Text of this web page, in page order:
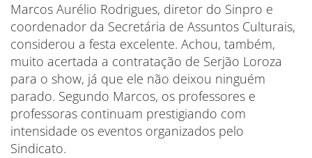
Marcos Aurélio Rodrigues, diretor do Sinpro e
coordenador da Secretária de Assuntos Culturais,
considerou a festa excelente. Achou, também,
muito acertada a contratação de Serjão Loroza
para o show, já que ele não deixou ninguém
parado. Segundo Marcos, os professores e
professoras continuam prestigiando com
intensidade os eventos organizados pelo
Sindicato.